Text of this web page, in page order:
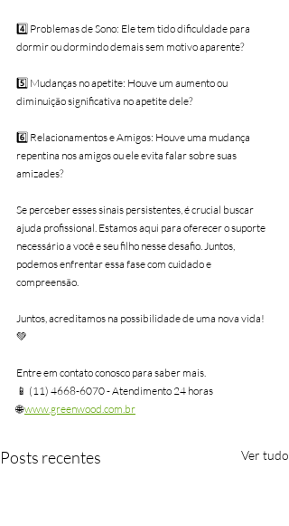
4️⃣ Problemas de Sono: Ele tem tido dificuldade para
dormir ou dormindo demais sem motivo aparente?
5️⃣ Mudanças no apetite: Houve um aumento ou
diminuição significativa no apetite dele?
6️⃣ Relacionamentos e Amigos: Houve uma mudança
repentina nos amigos ou ele evita falar sobre suas
amizades?
Se perceber esses sinais persistentes, é crucial buscar
ajuda profissional. Estamos aqui para oferecer o suporte
necessário a você e seu filho nesse desafio. Juntos,
podemos enfrentar essa fase com cuidado e
compreensão.
Juntos, acreditamos na possibilidade de uma nova vida!
💚
Entre em contato conosco para saber mais.
📱 (11) 4668-6070 - Atendimento 24 horas
🌐 www.greenwood.com.br
Posts recentes Ver tudo